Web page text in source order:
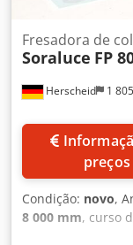
Herscheid 1
Fresadora de
Soraluce FP
preços
Condição: novo,
8 000 mm, curso
,